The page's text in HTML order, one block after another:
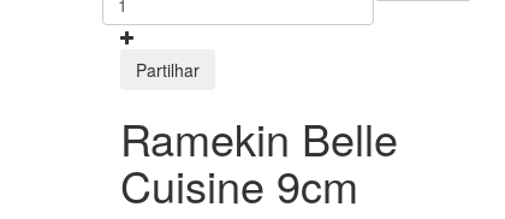
Partilhar
Ramekin Belle
Cuisine 9cm